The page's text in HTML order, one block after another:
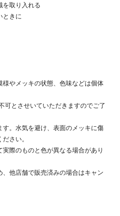
を取り入れる
ときに
様やメッキの状態、色味などは個体
可とさせいていただきますのでご了
す。水気を避け、表面のメッキに傷
さい。
実際のものと色が異なる場合があり
、他店舗で販売済みの場合はキャン